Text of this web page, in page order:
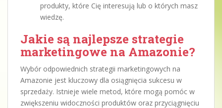
produkty, które Cię interesują lub o których masz
wiedzę.
Jakie są najlepsze strategie
marketingowe na Amazonie?
Wybór odpowiednich strategii marketingowych na
Amazonie jest kluczowy dla osiągnięcia sukcesu w
sprzedaży. Istnieje wiele metod, które mogą pomóc w
zwiększeniu widoczności produktów oraz przyciągnięciu